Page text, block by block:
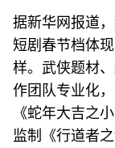
据新华网报道
短剧春节档体
样。武侠题材
作团队专业化
《蛇年大吉之
监制《行道者